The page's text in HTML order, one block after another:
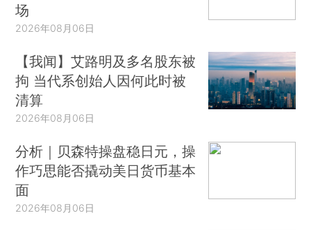
场
2026年08月06日
【我闻】艾路明及多名股东被
拘 当代系创始人因何此时被
清算
2026年08月06日
分析｜贝森特操盘稳日元，操
作巧思能否撬动美日货币基本
面
2026年08月06日